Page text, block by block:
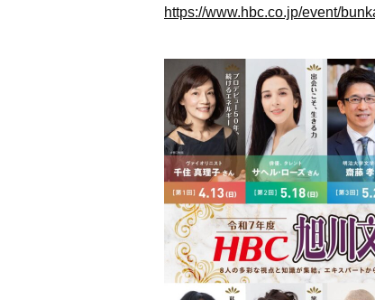
https://www.hbc.co.jp/event/